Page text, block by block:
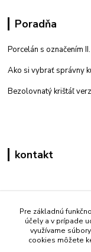
Poradňa
Porcelán s označením
Ako si vybrať správny
Bezolovnatý krištáľ
kontakt
+421
(Po - Pia
info@mati.sk
Pre základnú
účely a v prípade
využívame
cookies môžete